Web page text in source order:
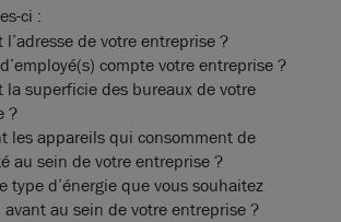
ci :
l’adresse de votre entreprise ?
compte votre entreprise ?
la superficie des bureaux de votre
?
les appareils qui consomment de
au sein de votre entreprise ?
type d’énergie que vous souhaitez
au sein de votre entreprise ?